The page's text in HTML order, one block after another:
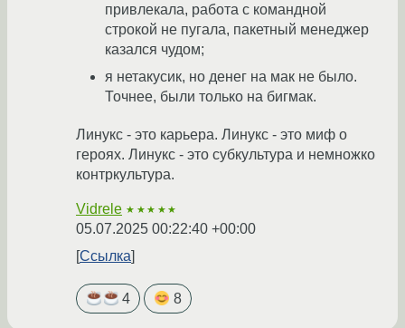
привлекала, работа с командной
строкой не пугала, пакетный менеджер
казался чудом;
я нетакусик, но денег на мак не было.
Точнее, были только на бигмак.
Линукс - это карьера. Линукс - это миф о
героях. Линукс - это субкультура и немножко
контркультура.
Vidrele ★★★★★
05.07.2025 00:22:40 +00:00
Ссылка
4 8